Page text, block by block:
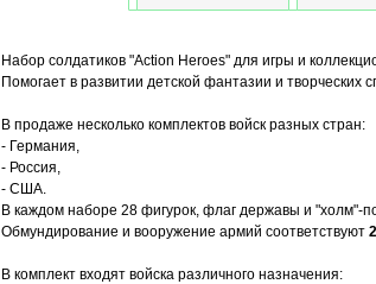
Набор солдатиков "Action Heroes" для игры и
Помогает в развитии детской фантазии и творческих
В продаже несколько комплектов войск разных стран:
- Германия,
- Россия,
- США.
В каждом наборе 28 фигурок, флаг державы и "холм"-
Обмундирование и вооружение армий соответствуют
В комплект входят войска различного назначения: